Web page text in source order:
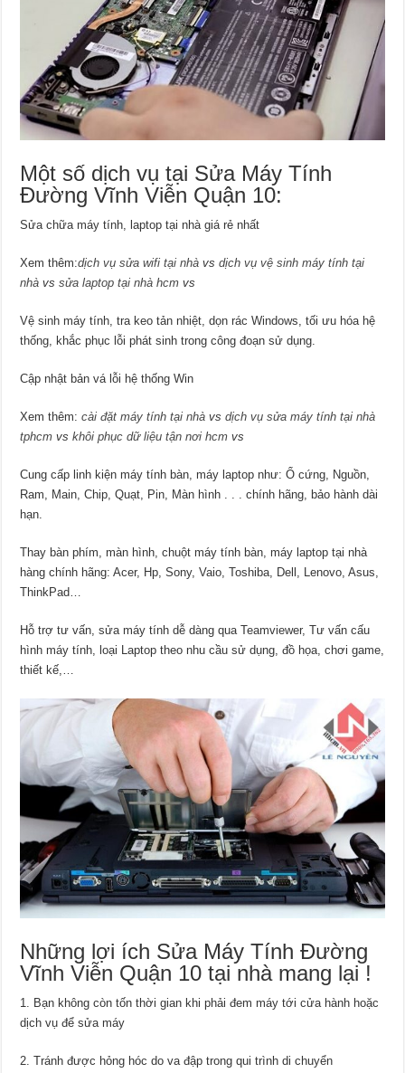
Một số dịch vụ tại Sửa Máy Tính
Đường Vĩnh Viễn Quận 10:
Sửa chữa máy tính, laptop tại nhà giá rẻ nhất
Xem thêm:dịch vụ sửa wifi tại nhà vsdịch vụ vệ sinh máy tính tại
nhà vssửa laptop tại nhà hcm vs
Vệ sinh máy tính, tra keo tản nhiệt, dọn rác Windows, tối ưu hóa hệ
thống, khắc phục lỗi phát sinh trong công đoạn sử dụng.
Cập nhật bản vá lỗi hệ thống Win
Xem thêm:cài đặt máy tính tại nhà vsdịch vụ sửa máy tính tại nhà
tphcm vskhôi phục dữ liệu tận nơi hcm vs
Cung cấp linh kiện máy tính bàn, máy laptop như: Ổ cứng, Nguồn,
Ram, Main, Chip, Quạt, Pin, Màn hình . . . chính hãng, bảo hành dài
hạn.
Thay bàn phím, màn hình, chuột máy tính bàn, máy laptop tại nhà
hàng chính hãng: Acer, Hp, Sony, Vaio, Toshiba, Dell, Lenovo, Asus,
ThinkPad…
Hỗ trợ tư vấn, sửa máy tính dễ dàng qua Teamviewer, Tư vấn cấu
hình máy tính, loại Laptop theo nhu cầu sử dụng, đồ họa, chơi game,
thiết kế,…
Những lợi ích Sửa Máy Tính Đường
Vĩnh Viễn Quận 10 tại nhà mang lại !
1. Bạn không còn tốn thời gian khi phải đem máy tới cửa hành hoặc
dịch vụ để sửa máy
2. Tránh được hỏng hóc do va đập trong qui trình di chuyển